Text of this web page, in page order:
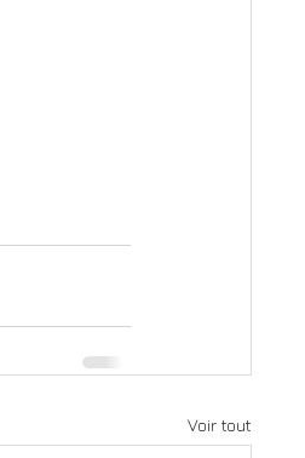
Voir tout